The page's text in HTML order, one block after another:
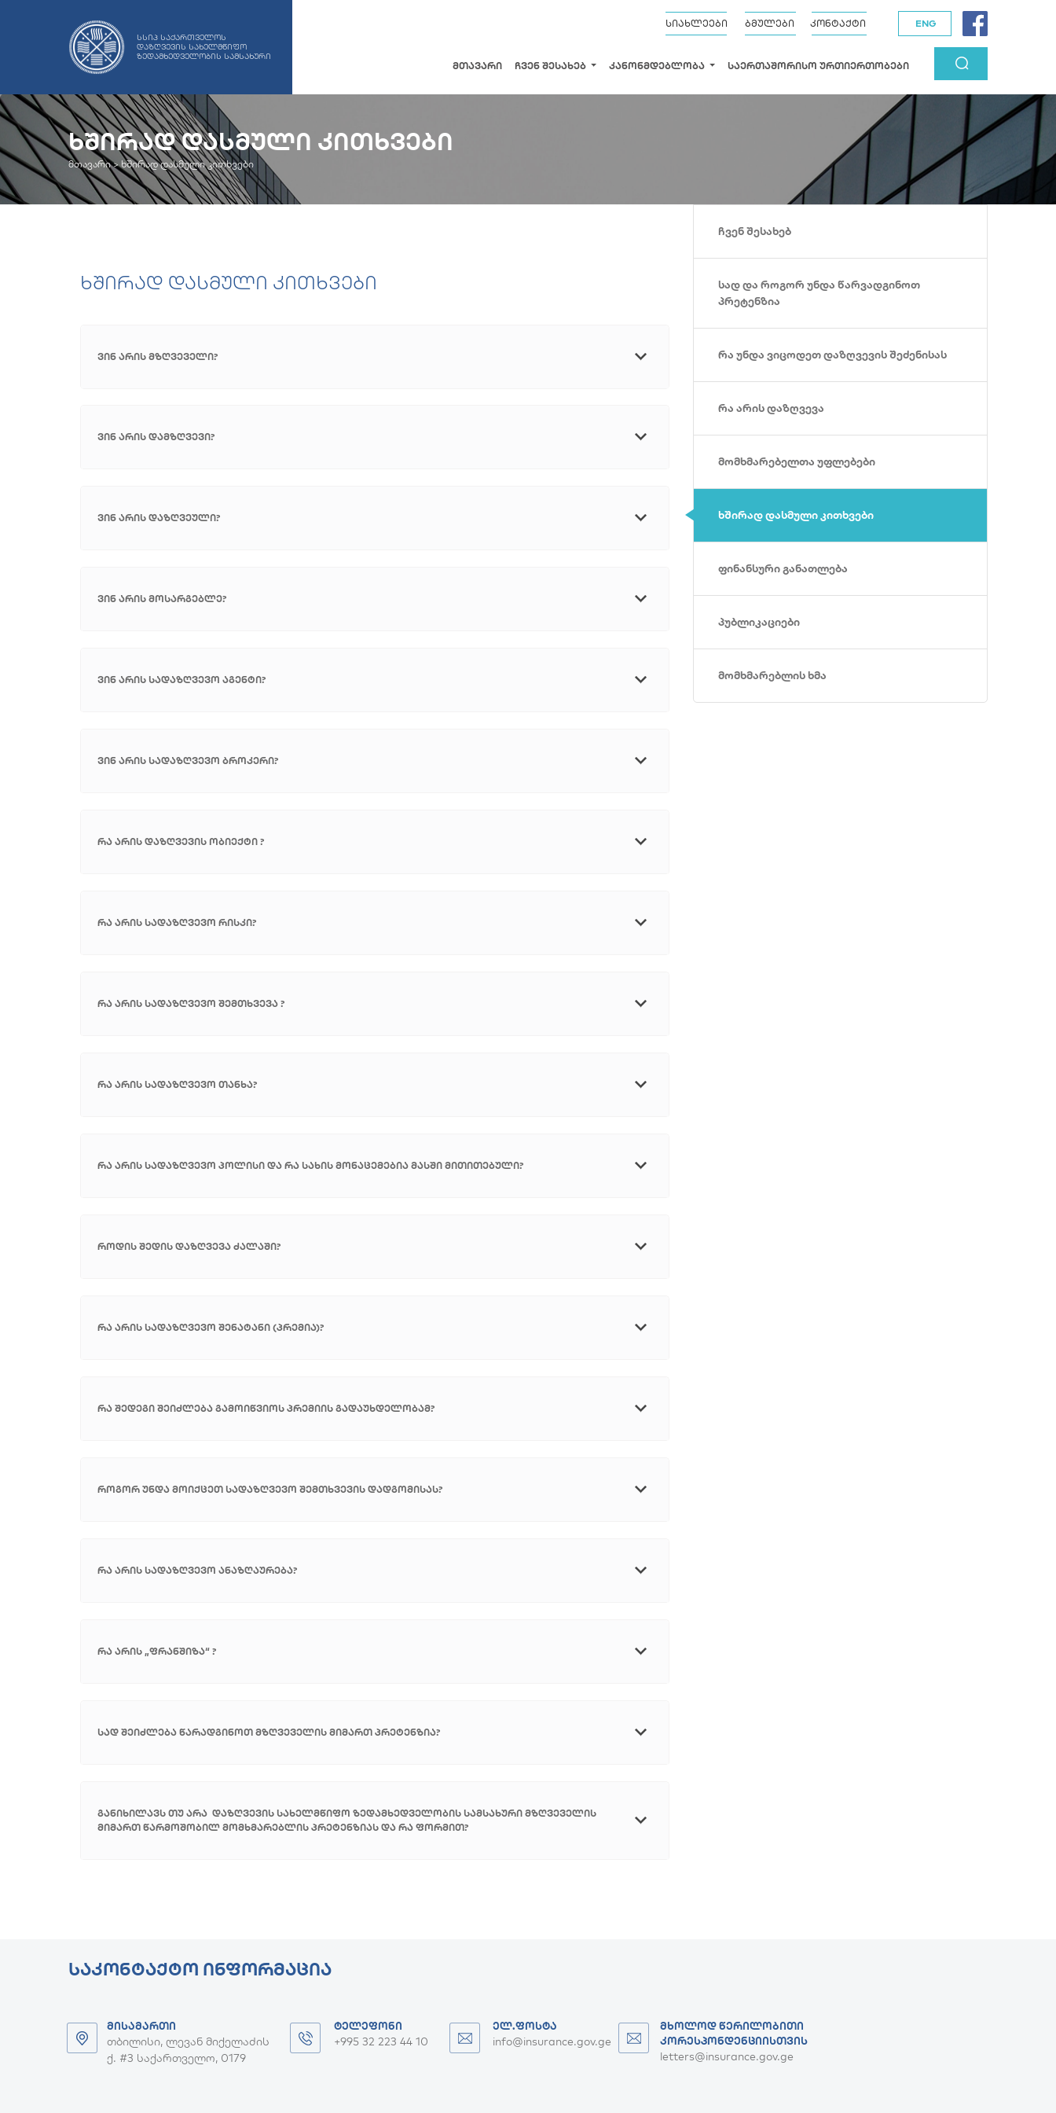
სსიპ საქართველოს
დაზღვევის სახელმწიფო
ზედამხედველობის სამსახური
სიახლეები ბმულები კონტაქტი ENG
ᲛᲗᲐᲕᲐᲠᲘ ᲩᲕᲔᲜ ᲨᲔᲡᲐᲮᲔᲑ ᲙᲐᲜᲝᲜᲛᲓᲔᲑᲚᲝᲑᲐ ᲡᲐᲔᲠᲗᲐᲨᲝᲠᲘᲡᲝ ᲣᲠᲗᲘᲔᲠᲗᲝᲑᲔᲑᲘ
ᲮᲨᲘᲠᲐᲓ ᲓᲐᲡᲛᲣᲚᲘ ᲙᲘᲗᲮᲕᲔᲑᲘ
მთავარი > ხშირად დასმული კითხვები
ხშირად დასმული კითხვები
ვინ არის მზღვეველი?
ვინ არის დამზღვევი?
ვინ არის დაზღვეული?
ვინ არის მოსარგებლე?
ვინ არის სადაზღვევო აგენტი?
ვინ არის სადაზღვევო ბროკერი?
რა არის დაზღვევის ობიექტი ?
რა არის სადაზღვევო რისკი?
რა არის სადაზღვევო შემთხვევა ?
რა არის სადაზღვევო თანხა?
რა არის სადაზღვევო პოლისი და რა სახის მონაცემებია მასში მითითებული?
როდის შედის დაზღვევა ძალაში?
რა არის სადაზღვევო შენატანი (პრემია)?
რა შედეგი შეიძლება გამოიწვიოს პრემიის გადაუხდელობამ?
როგორ უნდა მოიქცეთ სადაზღვევო შემთხვევის დადგომისას?
რა არის სადაზღვევო ანაზღაურება?
რა არის „ფრანშიზა“ ?
სად შეიძლება წარადგინოთ მზღვეველის მიმართ პრეტენზია?
განიხილავს თუ არა დაზღვევის სახელმწიფო ზედამხედველობის სამსახური მზღვეველის
მიმართ წარმოშობილ მომხმარებლის პრეტენზიას და რა ფორმით?
ჩვენ შესახებ
სად და როგორ უნდა წარვადგინოთ
პრეტენზია
რა უნდა ვიცოდეთ დაზღვევის შეძენისას
რა არის დაზღვევა
მომხმარებელთა უფლებები
ხშირად დასმული კითხვები
ფინანსური განათლება
პუბლიკაციები
მომხმარებლის ხმა
ᲡᲐᲙᲝᲜᲢᲐᲥᲢᲝ ᲘᲜᲤᲝᲠᲛᲐᲪᲘᲐ
ᲛᲘᲡᲐᲛᲐᲠᲗᲘ
თბილისი, ლევან მიქელაძის
ქ. #3 საქართველო, 0179
ᲢᲔᲚᲔᲤᲝᲜᲘ
+995 32 223 44 10
ᲔᲚ.ᲤᲝᲡᲢᲐ
info@insurance.gov.ge
ᲛᲮᲝᲚᲝᲓ ᲬᲔᲠᲘᲚᲝᲑᲘᲗᲘ
ᲙᲝᲠᲔᲡᲞᲝᲜᲓᲔᲜᲪᲘᲘᲡᲗᲕᲘᲡ
letters@insurance.gov.ge